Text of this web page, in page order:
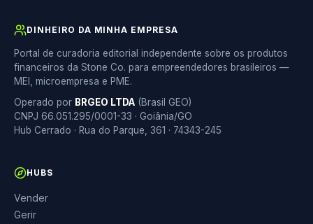
DINHEIRO DA MINHA EMPRESA
Portal de curadoria editorial independente sobre os produtos
financeiros da Stone Co. para empreendedores brasileiros —
MEI, microempresa e PME.
Operado por BRGEO LTDA (Brasil GEO)
CNPJ 66.051.295/0001-33 · Goiânia/GO
Hub Cerrado · Rua do Parque, 361 · 74343-245
HUBS
Vender
Gerir